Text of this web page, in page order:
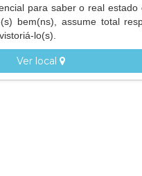
para saber o real
bem(ns), assume total
lo(s).
Ver local